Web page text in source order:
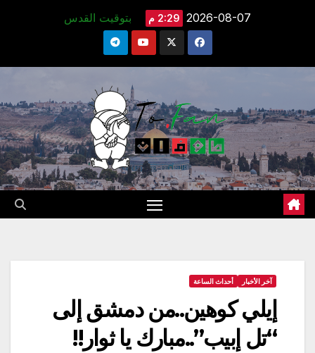
2026-08-07 2:29 م بتوقيت القدس
آخر الأخبار أحداث الساعة
إيلي كوهين..من دمشق إلى
“تل إبيب”..مبارك يا ثوار!!